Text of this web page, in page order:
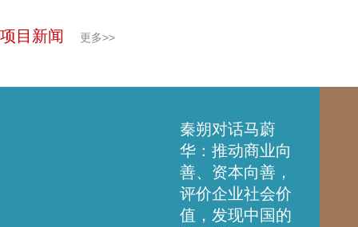
项目新闻 更多>>
秦朔对话马蔚
华：推动商业向
善、资本向善，
评价企业社会价
值，发现中国的